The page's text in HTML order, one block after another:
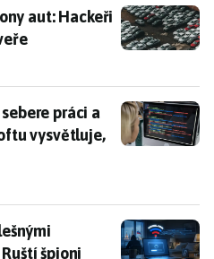
aut: Hackeři mohou
aut: Hackeři
práci a komu ne:
práci a
vysvětluje,
aktualizacemi
špioni